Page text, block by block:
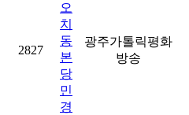
2827
오
치
동
본
당
민
경
광주가톨릭평화
방송